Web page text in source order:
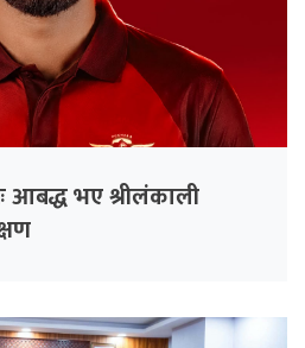
आबद्ध भए श्रीलंकाली